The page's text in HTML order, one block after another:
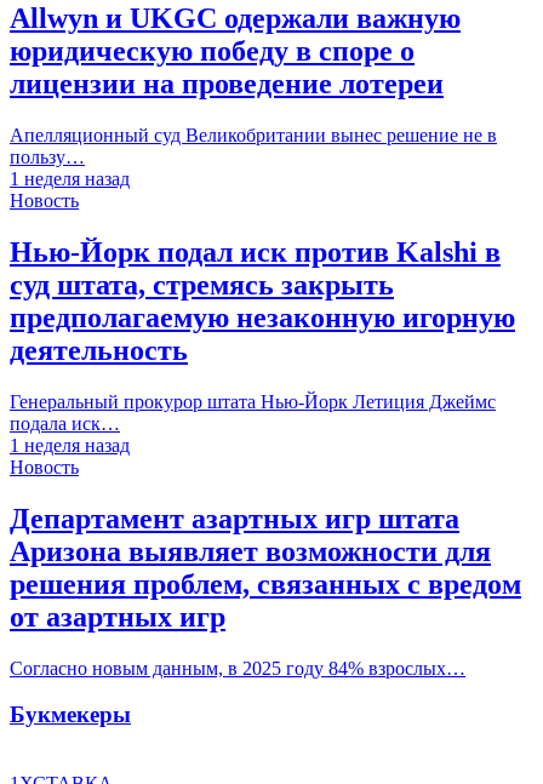
Allwyn и UKGC одержали важную
юридическую победу в споре о
лицензии на проведение лотереи
Апелляционный суд Великобритании вынес решение не в
пользу…
1 неделя назад
Новость
Нью-Йорк подал иск против Kalshi в
суд штата, стремясь закрыть
предполагаемую незаконную игорную
деятельность
Генеральный прокурор штата Нью-Йорк Летиция Джеймс
подала иск…
1 неделя назад
Новость
Департамент азартных игр штата
Аризона выявляет возможности для
решения проблем, связанных с вредом
от азартных игр
Согласно новым данным, в 2025 году 84% взрослых…
Букмекеры